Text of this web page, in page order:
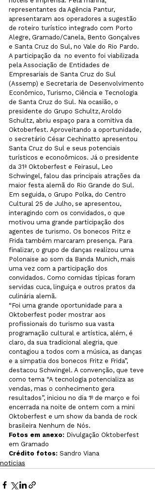
representantes da Agência Pantur,
apresentaram aos operadores a sugestão
de roteiro turístico integrado com Porto
Alegre, Gramado/Canela, Bento Gonçalves
e Santa Cruz do Sul, no Vale do Rio Pardo.
A participação da no evento foi viabilizada
pela Associação de Entidades de
Empresariais de Santa Cruz do Sul
(Assemp) e Secretaria de Desenvolvimento
Econômico, Turismo, Ciência e Tecnologia
de Santa Cruz do Sul. Na ocasião, o
presidente do Grupo Schultz, Aroldo
Schultz, abriu espaço para a comitiva da
Oktoberfest. Aproveitando a oportunidade,
o secretário César Cechinatto apresentou
Santa Cruz do Sul e seus potenciais
turísticos e econoômicos. Já o presidente
da 31ª Oktoberfest e Feirasul, Leo
Schwingel, falou das principais atrações da
maior festa alemã do Rio Grande do Sul.
Em seguida, o Grupo Polka, do Centro
Cultural 25 de Julho, se apresentou,
interagindo com os convidados, o que
motivou uma grande participação dos
agentes de turismo. Os bonecos Fritz e
Frida também marcaram presença. Para
finalizar, o grupo de danças realizou uma
Polonaise ao som da Banda Munich, mais
uma vez com a participação dos
convidados. Como comidas típicas foram
servidas cuca, linguiça e outros pratos da
culinária alemã.
“Foi uma grande oportunidade para a
Oktoberfest poder mostrar aos
profissionais do turismo sua vasta
programação cultural e artística, além, é
claro, da sua tradicional alegria, que
contagiou a todos com a música, as danças
e a simpatia dos bonecos Fritz e Frida”,
destacou Schwingel. A convenção, que teve
como tema “A tecnologia potencializa as
vendas, mas o conhecimento gera
resultados”, iniciou no dia 1º de março e foi
encerrada na noite de ontem com a mini
Oktoberfest e um show da banda de rock
brasileira Nenhum de Nós.
Fotos em anexo: Divulgação Oktoberfest
em Gramado
Crédito fotos: Sandro Viana
noticias